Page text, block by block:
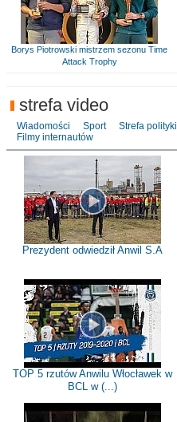
Borys Piotrowski mistrzem sezonu Time
Attack Trophy
strefa video
Wiadomości Sport Strefa polityki
Filmy internautów
Prezydent odwiedził Anwil S.A
TOP 5 rzutów Anwilu Włocławek w
BCL w (...)